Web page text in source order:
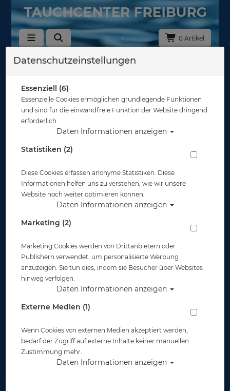
0 Artikel
Gehäuse - Smartphone
Hersteller
Auswahl löschen
Sortierung :
Divevolk - SeaTouch
Explorer Kit Boxed
499,00 €549,00
€
Divevolk - SeaTouch
Smartphonegehäus
279,00 €
Datenschutzeinstellungen
Essenziell (6)
Essenzielle Cookies ermöglichen grundlegende Funktionen
und sind für die einwandfreie Funktion der Website dringend
erforderlich.
Daten Informationen anzeigen
Statistiken (2)
Diese Cookies erfassen anonyme Statistiken. Diese
Informationen helfen uns zu verstehen, wie wir unsere
Website noch weiter optimieren können.
Daten Informationen anzeigen
Marketing (2)
Marketing Cookies werden von Drittanbietern oder
Publishern verwendet, um personalisierte Werbung
anzuzeigen. Sie tun dies, indem sie Besucher über Websites
hinweg verfolgen.
Daten Informationen anzeigen
Externe Medien (1)
Wenn Cookies von externen Medien akzeptiert werden,
bedarf der Zugriff auf externe Inhalte keiner manuellen
Zustimmung mehr.
Daten Informationen anzeigen